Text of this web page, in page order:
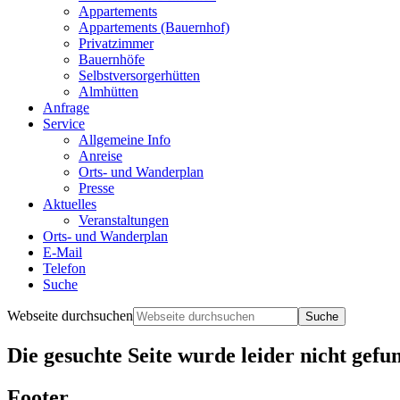
Appartements
Appartements (Bauernhof)
Privatzimmer
Bauernhöfe
Selbstversorgerhütten
Almhütten
Anfrage
Service
Allgemeine Info
Anreise
Orts- und Wanderplan
Presse
Aktuelles
Veranstaltungen
Orts- und Wanderplan
E-Mail
Telefon
Suche
Webseite durchsuchen
Die gesuchte Seite wurde leider nicht